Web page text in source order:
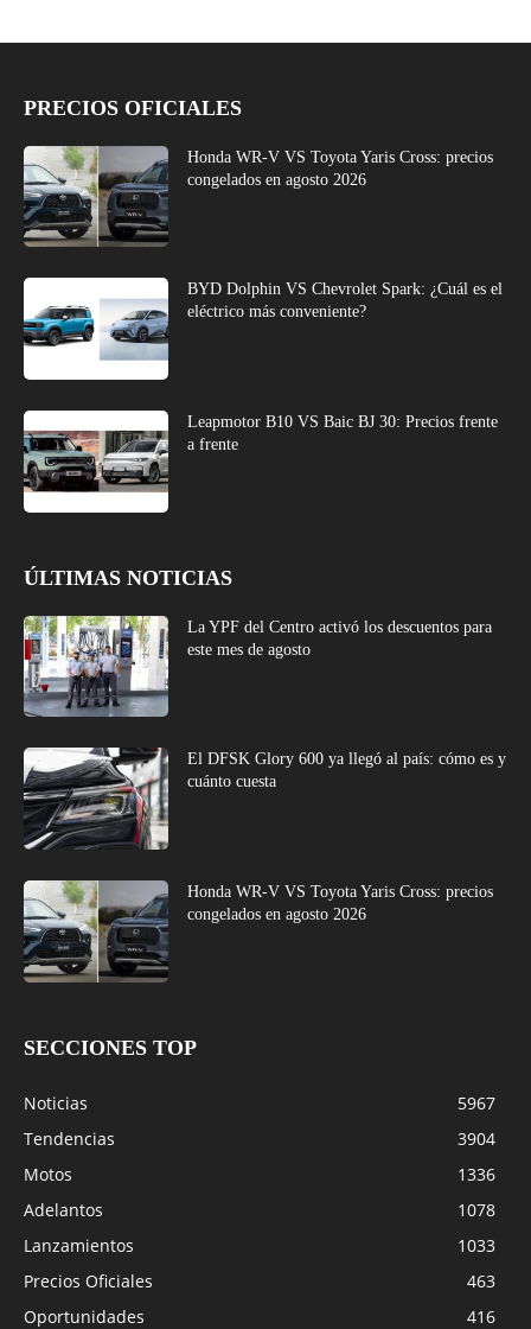
PRECIOS OFICIALES
Honda WR-V VS Toyota Yaris Cross: precios
congelados en agosto 2026
BYD Dolphin VS Chevrolet Spark: ¿Cuál es el
eléctrico más conveniente?
Leapmotor B10 VS Baic BJ 30: Precios frente
a frente
ÚLTIMAS NOTICIAS
La YPF del Centro activó los descuentos para
este mes de agosto
El DFSK Glory 600 ya llegó al país: cómo es y
cuánto cuesta
Honda WR-V VS Toyota Yaris Cross: precios
congelados en agosto 2026
SECCIONES TOP
Noticias
5967
Tendencias
3904
Motos
1336
Adelantos
1078
Lanzamientos
1033
Precios Oficiales
463
Oportunidades
416